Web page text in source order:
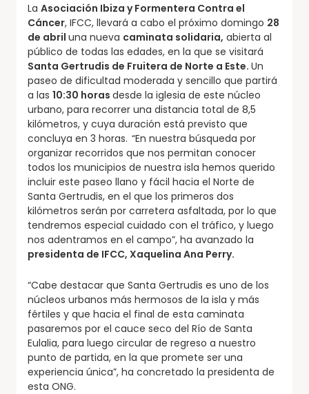
La Asociación Ibiza y Formentera Contra el
Cáncer, IFCC, llevará a cabo el próximo domingo 28
de abril una nueva caminata solidaria, abierta al
público de todas las edades, en la que se visitará
Santa Gertrudis de Fruitera de Norte a Este. Un
paseo de dificultad moderada y sencillo que partirá
a las 10:30 horas desde la iglesia de este núcleo
urbano, para recorrer una distancia total de 8,5
kilómetros, y cuya duración está previsto que
concluya en 3 horas. “En nuestra búsqueda por
organizar recorridos que nos permitan conocer
todos los municipios de nuestra isla hemos querido
incluir este paseo llano y fácil hacia el Norte de
Santa Gertrudis, en el que los primeros dos
kilómetros serán por carretera asfaltada, por lo que
tendremos especial cuidado con el tráfico, y luego
nos adentramos en el campo”, ha avanzado la
presidenta de IFCC, Xaquelina Ana Perry.
“Cabe destacar que Santa Gertrudis es uno de los
núcleos urbanos más hermosos de la isla y más
fértiles y que hacia el final de esta caminata
pasaremos por el cauce seco del Río de Santa
Eulalia, para luego circular de regreso a nuestro
punto de partida, en la que promete ser una
experiencia única”, ha concretado la presidenta de
esta ONG.